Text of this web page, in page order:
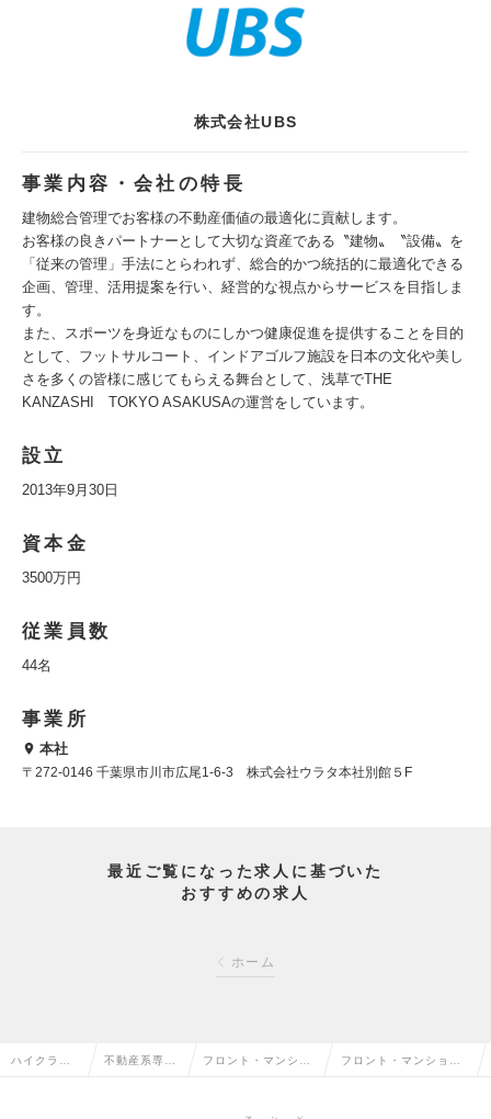
株式会社UBS
事業内容・会社の特長
建物総合管理でお客様の不動産価値の最適化に貢献します。
お客様の良きパートナーとして大切な資産である〝建物〟〝設備〟を
「従来の管理」手法にとらわれず、総合的かつ統括的に最適化できる
企画、管理、活用提案を行い、経営的な視点からサービスを目指しま
す。
また、スポーツを身近なものにしかつ健康促進を提供することを目的
として、フットサルコート、インドアゴルフ施設を日本の文化や美し
さを多くの皆様に感じてもらえる舞台として、浅草でTHE
KANZASHI TOKYO ASAKUSAの運営をしています。
設立
2013年9月30日
資本金
3500万円
従業員数
44名
事業所
本社
〒272-0146 千葉県市川市広尾1‐6‐3 株式会社ウラタ本社別館５F
最近ご覧になった求人に基づいた
おすすめの求人
ホーム
ハイクラス 不動産系専門 フロント・マンショ フロント・マンション